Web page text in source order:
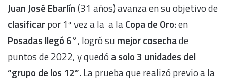
Juan José Ebarlín(31 años) avanza en su objetivo de
clasificarpor 1ª vez a la a laCopa de Oro: en
Posadas llegó 6°, logró su mejor cosechade
puntos de 2022, y quedó a solo 3 unidades del
“grupo de los 12”. La prueba que realizó previo a la